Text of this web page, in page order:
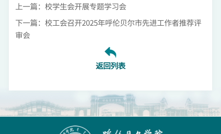
上一篇：校学生会开展专题学习会
下一篇：校工会召开2025年呼伦贝尔市先进工作者推荐评
审会
返回列表